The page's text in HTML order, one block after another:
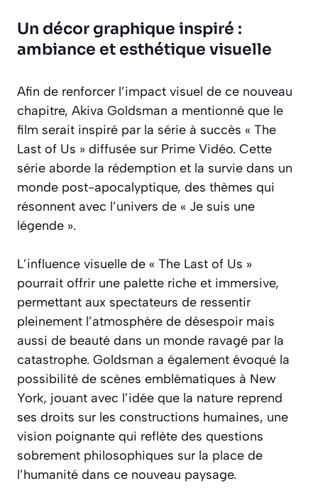
Un décor graphique inspiré :
ambiance et esthétique visuelle
Afin de renforcer l’impact visuel de ce nouveau
chapitre, Akiva Goldsman a mentionné que le
film serait inspiré par la série à succès « The
Last of Us » diffusée sur Prime Vidéo. Cette
série aborde la rédemption et la survie dans un
monde post-apocalyptique, des thèmes qui
résonnent avec l’univers de « Je suis une
légende ».
L’influence visuelle de « The Last of Us »
pourrait offrir une palette riche et immersive,
permettant aux spectateurs de ressentir
pleinement l’atmosphère de désespoir mais
aussi de beauté dans un monde ravagé par la
catastrophe. Goldsman a également évoqué la
possibilité de scènes emblématiques à New
York, jouant avec l’idée que la nature reprend
ses droits sur les constructions humaines, une
vision poignante qui reflète des questions
sobrement philosophiques sur la place de
l’humanité dans ce nouveau paysage.